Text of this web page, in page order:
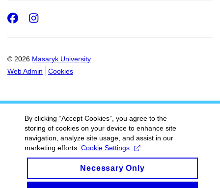
© 2026 Masaryk University
Web Admin
Cookies
Facebook
Instagram
By clicking “Accept Cookies”, you agree to the
storing of cookies on your device to enhance site
navigation, analyze site usage, and assist in our
marketing efforts. Cookie Settings
Necessary Only